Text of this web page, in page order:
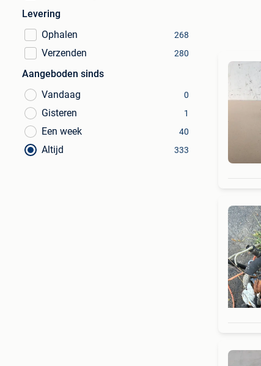
Levering
Ophalen
268
Verzenden 280
Aangeboden sinds
Vandaag
0
Gisteren 1
Een week 40
Altijd 333